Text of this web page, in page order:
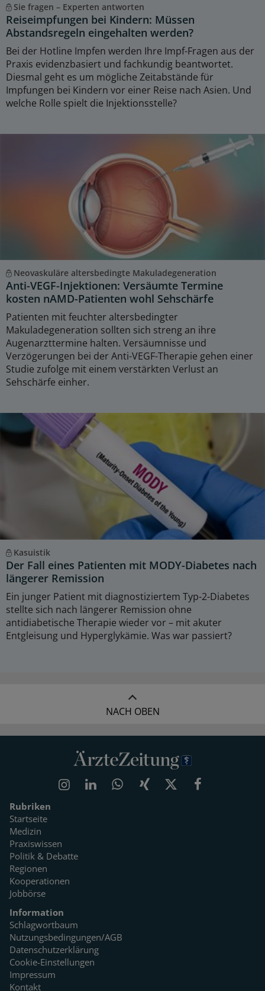
Sie fragen – Experten antworten
Reiseimpfungen bei Kindern: Müssen
Abstandsregeln eingehalten werden?
Bei der Hotline Impfen werden Ihre Impf-Fragen aus der
Praxis evidenzbasiert und fachkundig beantwortet.
Diesmal geht es um mögliche Zeitabstände für
Impfungen bei Kindern vor einer Reise nach Asien. Und
welche Rolle spielt die Injektionsstelle?
Neovaskuläre altersbedingte Makuladegeneration
Anti-VEGF-Injektionen: Versäumte Termine
kosten nAMD-Patienten wohl Sehschärfe
Patienten mit feuchter altersbedingter
Makuladegeneration sollten sich streng an ihre
Augenarzttermine halten. Versäumnisse und
Verzögerungen bei der Anti-VEGF-Therapie gehen einer
Studie zufolge mit einem verstärkten Verlust an
Sehschärfe einher.
Kasuistik
Der Fall eines Patienten mit MODY-Diabetes nach
längerer Remission
Ein junger Patient mit diagnostiziertem Typ-2-Diabetes
stellte sich nach längerer Remission ohne
antidiabetische Therapie wieder vor – mit akuter
Entgleisung und Hyperglykämie. Was war passiert?
NACH OBEN
Rubriken
Startseite
Medizin
Praxiswissen
Politik & Debatte
Regionen
Kooperationen
Jobbörse
Information
Schlagwortbaum
Nutzungsbedingungen/AGB
Datenschutzerklärung
Cookie-Einstellungen
Impressum
Kontakt